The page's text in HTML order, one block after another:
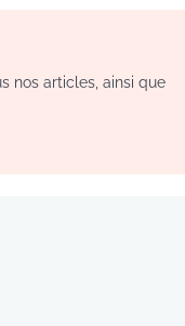
nos articles, ainsi que